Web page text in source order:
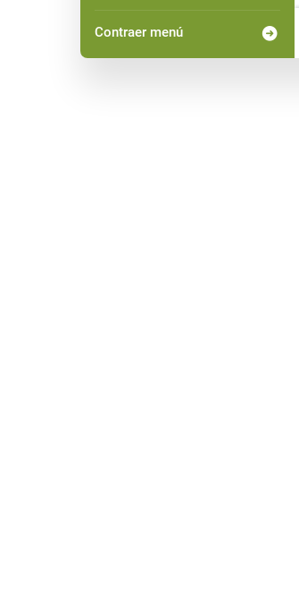
Contraer menú